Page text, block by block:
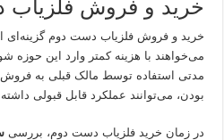
خرید و فروش
خرید و فروش فلزیاب دست دوم گزینه‌ای
می‌خواهند با هزینه کمتر وارد این حوزه
مدتی استفاده توسط مالک قبلی به
بودن، می‌توانند عملکرد قابل قبولی داشته
در زمان خرید فلزیاب دست دوم، بررسی